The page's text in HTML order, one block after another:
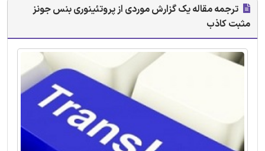
ترجمه مقاله یک گزارش موردی از پروتئینوری بنس جونز
مثبت کاذب